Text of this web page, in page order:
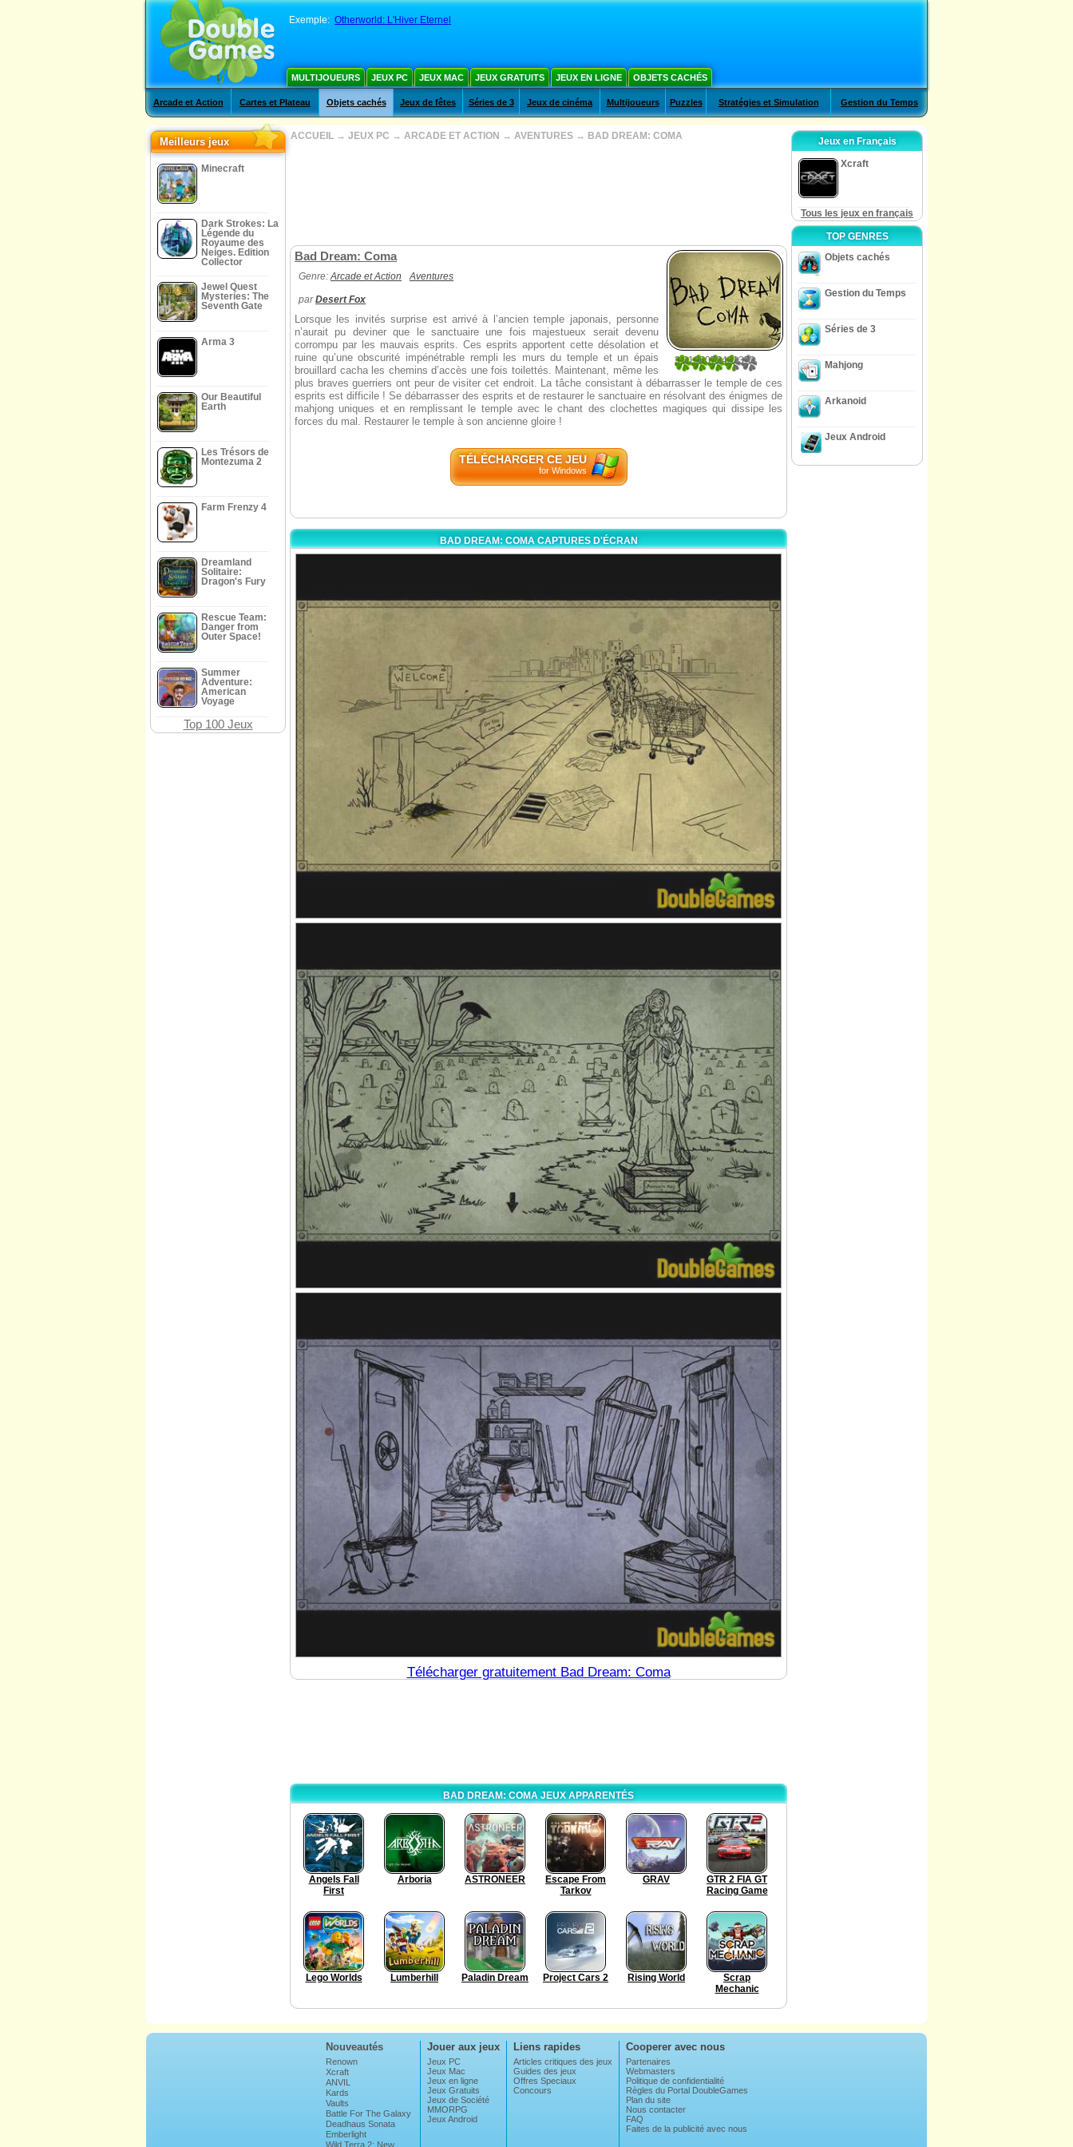
Exemple: Otherworld: L'Hiver Eternel
MULTIJOUEURS JEUX PC JEUX MAC JEUX GRATUITS JEUX EN LIGNE OBJETS CACHÉS
Arcade et Action Cartes et Plateau Objets cachés Jeux de fêtes Séries de 3 Jeux de cinéma Multijoueurs Puzzles Stratégies et Simulation Gestion du Temps
Meilleurs jeux
Minecraft
Dark Strokes: La
Légende du
Royaume des
Neiges. Edition
Collector
Jewel Quest
Mysteries: The
Seventh Gate
Arma 3
Our Beautiful
Earth
Les Trésors de
Montezuma 2
Farm Frenzy 4
Dreamland
Solitaire:
Dragon's Fury
Rescue Team:
Danger from
Outer Space!
Summer
Adventure:
American
Voyage
Top 100 Jeux
ACCUEIL → JEUX PC → ARCADE ET ACTION → AVENTURES → BAD DREAM: COMA
3.0196078431373
51
Bad Dream: Coma
Genre:Arcade et Action Aventures
parDesert Fox
Lorsque les invités surprise est arrivé à l’ancien temple japonais, personne
n’aurait pu deviner que le sanctuaire une fois majestueux serait devenu
corrompu par les mauvais esprits. Ces esprits apportent cette désolation et
ruine qu’une obscurité impénétrable rempli les murs du temple et un épais
brouillard cacha les chemins d’accès une fois toilettés. Maintenant, même les
plus braves guerriers ont peur de visiter cet endroit. La tâche consistant à débarrasser le temple de ces
esprits est difficile ! Se débarrasser des esprits et de restaurer le sanctuaire en résolvant des énigmes de
mahjong uniques et en remplissant le temple avec le chant des clochettes magiques qui dissipe les
forces du mal. Restaurer le temple à son ancienne gloire !
TÉLÉCHARGER CE JEU
for Windows
BAD DREAM: COMA CAPTURES D'ÉCRAN
Télécharger gratuitement Bad Dream: Coma
BAD DREAM: COMA JEUX APPARENTÉS
Angels Fall
First
Arboria ASTRONEER
Escape From
Tarkov
GRAV
GTR 2 FIA GT
Racing Game
Lego Worlds Lumberhill Paladin Dream Project Cars 2 Rising World
Scrap
Mechanic
Jeux en Français
Xcraft
Tous les jeux en français
TOP GENRES
Objets cachés
Gestion du Temps
Séries de 3
Mahjong
Arkanoid
Jeux Android
Nouveautés
Renown
Xcraft
ANVIL
Kards
Vaults
Battle For The Galaxy
Deadhaus Sonata
Emberlight
Wild Terra 2: New
Jouer aux jeux
Jeux PC
Jeux Mac
Jeux en ligne
Jeux Gratuits
Jeux de Société
MMORPG
Jeux Android
Liens rapides
Articles critiques des jeux
Guides des jeux
Offres Speciaux
Concours
Cooperer avec nous
Partenaires
Webmasters
Politique de confidentialité
Règles du Portal DoubleGames
Plan du site
Nous contacter
FAQ
Faites de la publicité avec nous